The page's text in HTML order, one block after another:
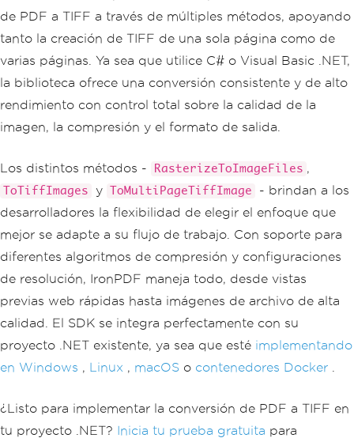
de PDF a TIFF a través de múltiples métodos, apoyando
tanto la creación de TIFF de una sola página como de
varias páginas. Ya sea que utilice C# o Visual Basic .NET,
la biblioteca ofrece una conversión consistente y de alto
rendimiento con control total sobre la calidad de la
imagen, la compresión y el formato de salida.
Los distintos métodos - RasterizeToImageFiles ,
ToTiffImages y ToMultiPageTiffImage
- brindan a los
desarrolladores la flexibilidad de elegir el enfoque que
mejor se adapte a su flujo de trabajo. Con soporte para
diferentes algoritmos de compresión y configuraciones
de resolución, IronPDF maneja todo, desde vistas
previas web rápidas hasta imágenes de archivo de alta
calidad. El SDK se integra perfectamente con su
proyecto .NET existente, ya sea que esté implementando
en Windows , Linux , macOS o contenedores Docker
¿Listo para implementar la conversión de PDF a TIFF en
tu proyecto .NET? Inicia tu prueba gratuita para